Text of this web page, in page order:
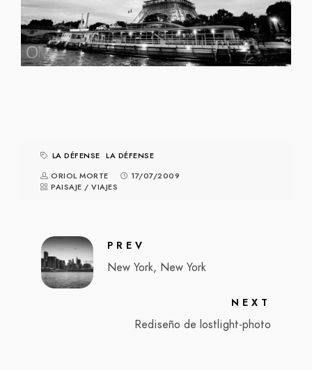
LA DÉFENSE LA DÉFENSE
ORIOL MORTE
17/07/2009
PAISAJE / VIAJES
PREV
New York, New York
NEXT
Rediseño de lostlight-photo